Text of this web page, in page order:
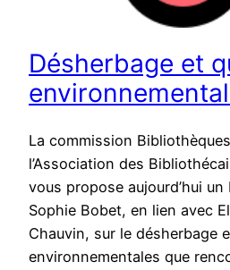
Désherbage et
La commission
l’Association des
vous propose aujourd’hui
Sophie Bobet, en lien avec
Chauvin, sur le désherbage
environnementales que